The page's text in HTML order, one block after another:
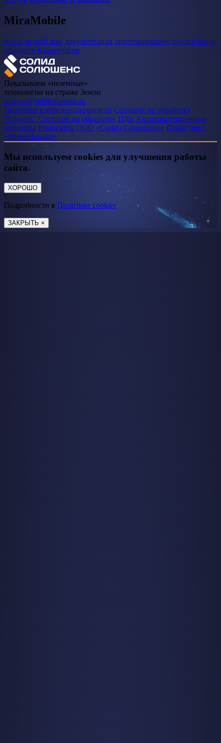
MiraMobile
новости road map документация лицензирование поддержка о
продукте Калькулятор
Показываем «неземные»
технологии на страже Земли
support@solidsolutions.ru
Политика конфиденциальности Согласие на обработку
"Cookies" Согласие на обработку ПДн Антикоррупционная
политика Реквизиты ООО «Солид Солюшенс» Прайс лист
«МираМобайл»
Мы используем cookies для улучшения работы
сайта.
ХОРОШО
Подробности в Политике cookies
ЗАКРЫТЬ ×